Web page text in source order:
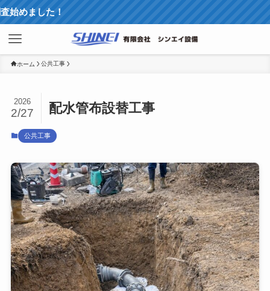
た！
ホーム 公共工事
配水管布設替工事
2026
2/27
公共工事